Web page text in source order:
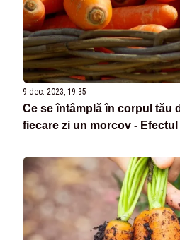
9 dec. 2023, 19:35
Ce se întâmplă în corpul tău
fiecare zi un morcov -